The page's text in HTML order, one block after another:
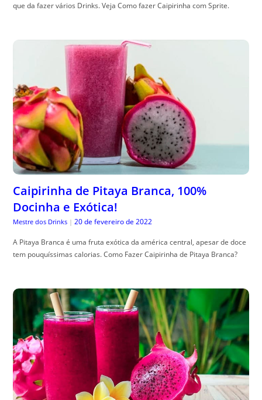
que da fazer vários Drinks. Veja Como fazer Caipirinha com Sprite.
Caipirinha de Pitaya Branca, 100%
Docinha e Exótica!
Mestre dos Drinks | 20 de fevereiro de 2022
A Pitaya Branca é uma fruta exótica da américa central, apesar de doce
tem pouquíssimas calorias. Como Fazer Caipirinha de Pitaya Branca?